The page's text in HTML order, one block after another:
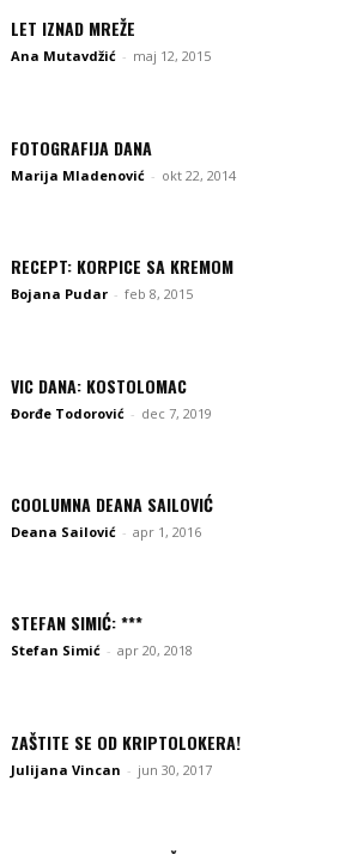
LET IZNAD MREŽE
Ana Mutavdžić - maj 12, 2015
FOTOGRAFIJA DANA
Marija Mladenović - okt 22, 2014
RECEPT: KORPICE SA KREMOM
Bojana Pudar - feb 8, 2015
VIC DANA: KOSTOLOMAC
Đorđe Todorović - dec 7, 2019
COOLUMNA DEANA SAILOVIĆ
Deana Sailović - apr 1, 2016
STEFAN SIMIĆ: ***
Stefan Simić - apr 20, 2018
ZAŠTITE SE OD KRIPTOLOKERA!
Julijana Vincan - jun 30, 2017